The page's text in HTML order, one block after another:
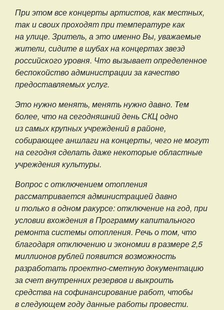
При этом все концерты артистов, как местных,
так и своих проходят при температуре как
на улице. Зритель, а это именно Вы, уважаемые
жители, сидите в шубах на концертах звезд
российского уровня. Что вызывает определенное
беспокойство администрации за качество
предоставляемых услуг.
Это нужно менять, менять нужно давно. Тем
более, что на сегодняшний день СКЦ одно
из самых крупных учреждений в районе,
собирающее аншлаги на концерты, чего не могут
на сегодня сделать даже некоторые областные
учреждения культуры.
Вопрос с отключением отопления
рассматривается администрацией давно
и только в одном ракурсе: отключение на год, при
условии вхождения в Программу капитального
ремонта системы отопления. Речь о том, что
благодаря отключению и экономии в размере 2,5
миллионов рублей появится возможность
разработать проектно-сметную документацию
за счет внутренних резервов и выкроить
средства на софинансирование работ, чтобы
в следующем году данные работы провести.